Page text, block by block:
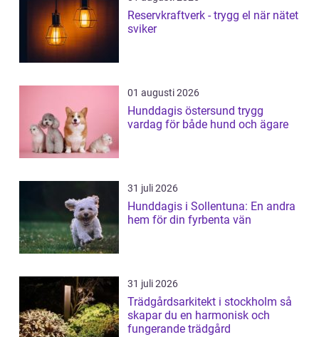
Reservkraftverk - trygg el när nätet
sviker
01 augusti 2026
Hunddagis östersund trygg
vardag för både hund och ägare
31 juli 2026
Hunddagis i Sollentuna: En andra
hem för din fyrbenta vän
31 juli 2026
Trädgårdsarkitekt i stockholm så
skapar du en harmonisk och
fungerande trädgård